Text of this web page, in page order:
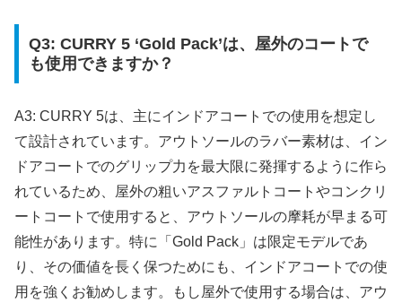
Q3: CURRY 5 ‘Gold Pack’は、屋外のコートで
も使用できますか？
A3: CURRY 5は、主にインドアコートでの使用を想定し
て設計されています。アウトソールのラバー素材は、イン
ドアコートでのグリップ力を最大限に発揮するように作ら
れているため、屋外の粗いアスファルトコートやコンクリ
ートコートで使用すると、アウトソールの摩耗が早まる可
能性があります。特に「Gold Pack」は限定モデルであ
り、その価値を長く保つためにも、インドアコートでの使
用を強くお勧めします。もし屋外で使用する場合は、アウ